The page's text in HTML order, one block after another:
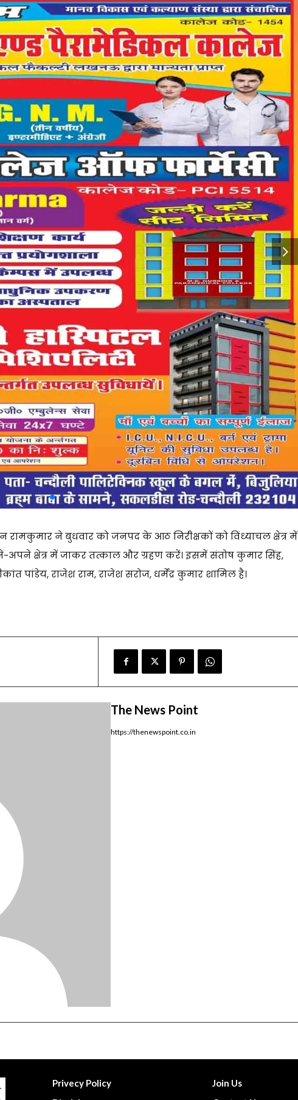
रामकुमार ने बुधवार को जनपद के आठ निरीक्षकों को विंध्याचल क्षेत्र में
अपने क्षेत्र में जाकर तत्काल और ग्रहण करें। इसमें संतोष कुमार सिंह,
पांडेय, राजेश राम, राजेश सरोज, धर्मेंद्र कुमार शामिल है।
The News Point
https://thenewspoint.co.in
Privecy Policy
Join Us